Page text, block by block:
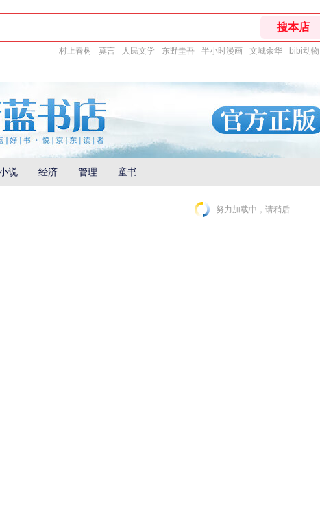
村上春树 莫言 人民文学 东野圭吾 半小时漫画 文城余华 bibi动物
说 经济 管理 童书
努力加载中，请稍后...